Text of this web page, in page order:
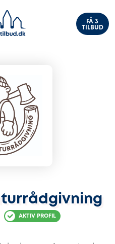
FÅ 3
TILBUD
AKTIV PROFIL